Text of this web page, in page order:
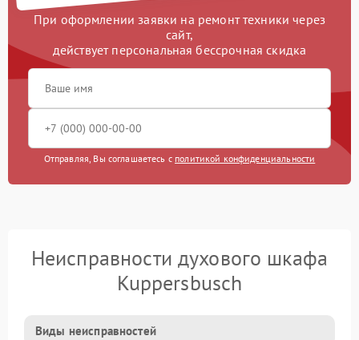
При оформлении заявки на ремонт техники через
сайт,
действует персональная бессрочная скидка
Отправляя, Вы соглашаетесь с политикой конфиденциальности
Неисправности духового шкафа
Kuppersbusch
Виды неисправностей